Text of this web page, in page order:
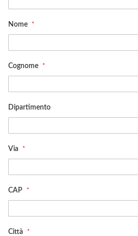
Nome
Cognome
Dipartimento
Via
CAP
Città